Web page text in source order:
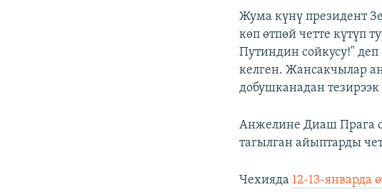
Жума күнү президент
көп өтпөй четте күтүп
Путиндин сойкусу!"
келген. Жансакчылар
добушканадан
Анжелине Диаш Прага
тагылган айыптарды
Чехияда 12-13-январда